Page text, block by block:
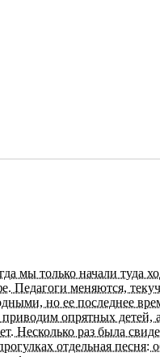
мы только начали
Педагоги меняются,
но ее последнее
опрятных
раз была
отдельная